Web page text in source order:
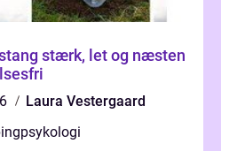
og næsten
Laura Vestergaard